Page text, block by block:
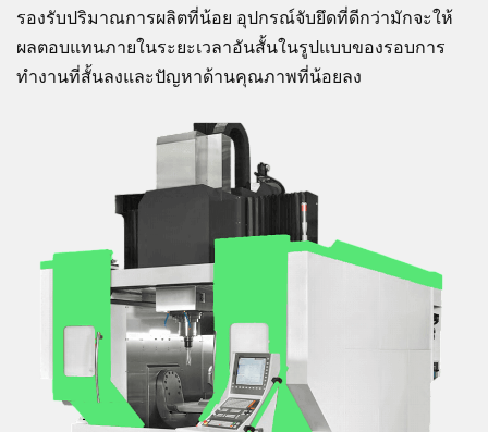
รองรับปริมาณการผลิตที่น้อย อุปกรณ์จับยึดที่ดีกว่ามักจะให้
ผลตอบแทนภายในระยะเวลาอันสั้นในรูปแบบของรอบการ
ทำงานที่สั้นลงและปัญหาด้านคุณภาพที่น้อยลง